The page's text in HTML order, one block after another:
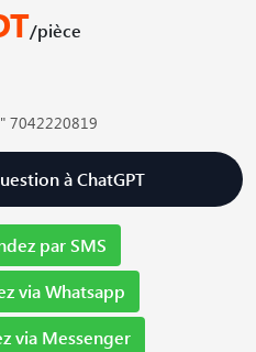
/pièce
7042220819
à ChatGPT
par SMS
via Whatsapp
via Messenger